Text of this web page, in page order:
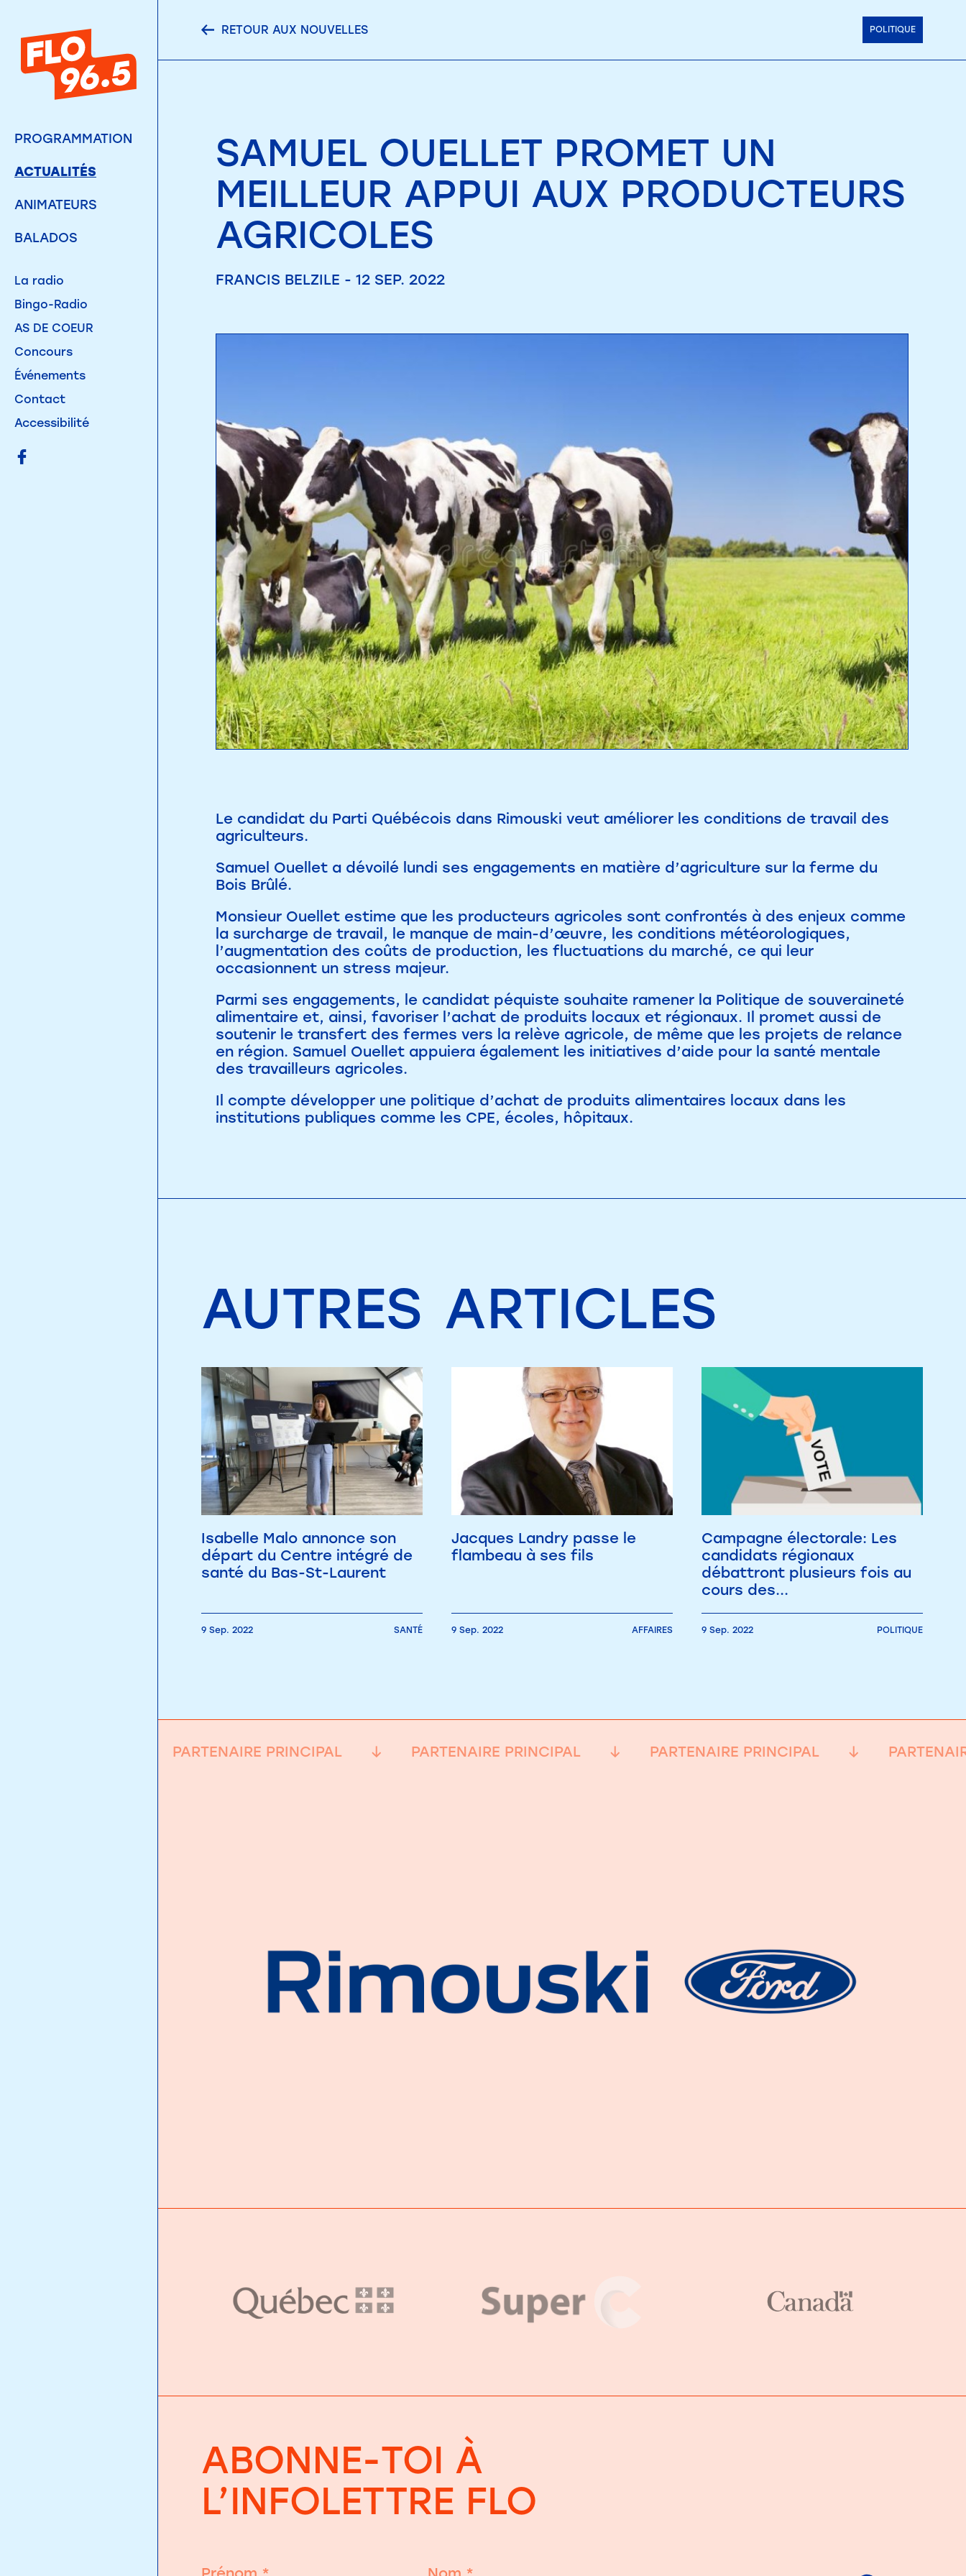
PROGRAMMATION
ACTUALITÉS
ANIMATEURS
BALADOS
La radio
Bingo-Radio
AS DE COEUR
Concours
Événements
Contact
Accessibilité
RETOUR AUX NOUVELLES POLITIQUE
SAMUEL OUELLET PROMET UN
MEILLEUR APPUI AUX PRODUCTEURS
AGRICOLES
FRANCIS BELZILE - 12 SEP. 2022
Le candidat du Parti Québécois dans Rimouski veut améliorer les conditions de travail des
agriculteurs.
Samuel Ouellet a dévoilé lundi ses engagements en matière d’agriculture sur la ferme du
Bois Brûlé.
Monsieur Ouellet estime que les producteurs agricoles sont confrontés à des enjeux comme
la surcharge de travail, le manque de main-d’œuvre, les conditions météorologiques,
l’augmentation des coûts de production, les fluctuations du marché, ce qui leur
occasionnent un stress majeur.
Parmi ses engagements, le candidat péquiste souhaite ramener la Politique de souveraineté
alimentaire et, ainsi, favoriser l’achat de produits locaux et régionaux. Il promet aussi de
soutenir le transfert des fermes vers la relève agricole, de même que les projets de relance
en région. Samuel Ouellet appuiera également les initiatives d’aide pour la santé mentale
des travailleurs agricoles.
Il compte développer une politique d’achat de produits alimentaires locaux dans les
institutions publiques comme les CPE, écoles, hôpitaux.
AUTRES ARTICLES
Isabelle Malo annonce son
départ du Centre intégré de
santé du Bas-St-Laurent
9 Sep. 2022 SANTÉ
Jacques Landry passe le
flambeau à ses fils
9 Sep. 2022 AFFAIRES
Campagne électorale: Les
candidats régionaux
débattront plusieurs fois au
cours des...
9 Sep. 2022 POLITIQUE
PARTENAIRE PRINCIPAL PARTENAIRE PRINCIPAL PARTENAIRE PRINCIPAL
ABONNE-TOI À
L’INFOLETTRE FLO